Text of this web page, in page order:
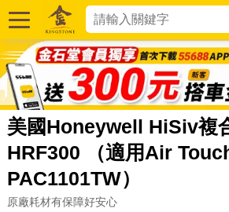
美國Honeywell HiSiv複
HRF300 （適用Air
PAC1101TW）
原廠耗材有保障好安心